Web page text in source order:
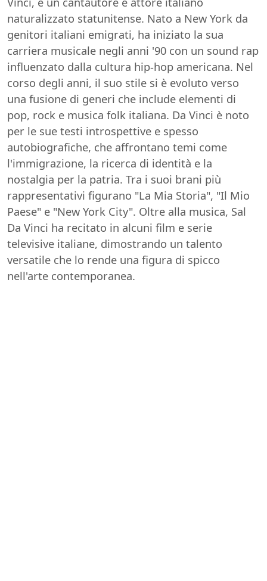
naturalizzato statunitense. Nato a New York da
genitori italiani emigrati, ha iniziato la sua
carriera musicale negli anni '90 con un sound rap
influenzato dalla cultura hip-hop americana. Nel
corso degli anni, il suo stile si è evoluto verso
una fusione di generi che include elementi di
pop, rock e musica folk italiana. Da Vinci è noto
per le sue testi introspettive e spesso
autobiografiche, che affrontano temi come
l'immigrazione, la ricerca di identità e la
nostalgia per la patria. Tra i suoi brani più
rappresentativi figurano "La Mia Storia", "Il Mio
Paese" e "New York City". Oltre alla musica, Sal
Da Vinci ha recitato in alcuni film e serie
televisive italiane, dimostrando un talento
versatile che lo rende una figura di spicco
nell'arte contemporanea.